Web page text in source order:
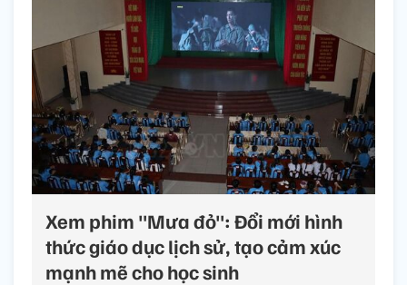
Xem phim "Mưa đỏ": Đổi mới hình
thức giáo dục lịch sử, tạo cảm xúc
mạnh mẽ cho học sinh